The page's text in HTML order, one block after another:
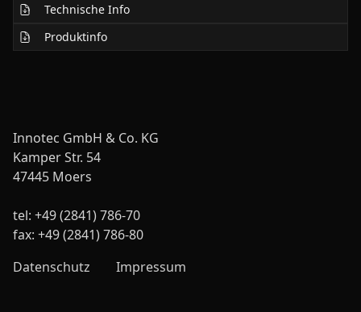
Technische Info
Produktinfo
Innotec GmbH & Co. KG
Kamper Str. 54
47445 Moers
tel: +49 (2841) 786-70
fax: +49 (2841) 786-80
Datenschutz
Impressum